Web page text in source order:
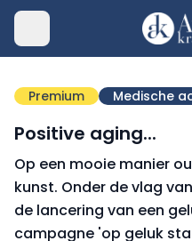
Premium Medische
Positive aging...
Op een mooie manier
kunst. Onder de vlag
de lancering van een
campagne 'op geluk